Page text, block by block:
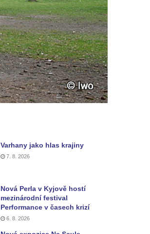
Varhany jako hlas krajiny
7. 8. 2026
Nová Perla v Kyjově hostí
mezinárodní festival
Performance v časech krizí
6. 8. 2026